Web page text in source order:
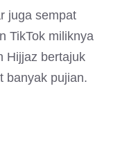
juga sempat
TikTok miliknya
Hijjaz bertajuk
banyak pujian.